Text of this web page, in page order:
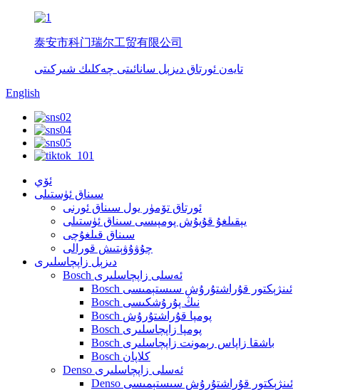
泰安市科门瑞尔工贸有限公司
تايەن ئورتاق دىزېل سانائىتى چەكلىك شىركىتى
English
ئۆي
سىناق ئۈستىلى
ئورتاق تۆمۈر يول سىناق ئورنى
يېقىلغۇ قۇيۇش پومپىسى سىناق ئۈستىلى
سىناق قىلغۇچى
چۇۋۇۋېتىش قورالى
دىزېل زاپچاسلىرى
Bosch ئەسلى زاپچاسلىرى
Bosch ئىنژېكتور قۇراشتۇرۇش سىستېمىسى
Bosch نىڭ پۇرۇشكىسى
Bosch پومپا قۇراشتۇرۇش
Bosch پومپا زاپچاسلىرى
Bosch باشقا زاپاس رېمونت زاپچاسلىرى
Bosch كلاپان
Denso ئەسلى زاپچاسلىرى
Denso ئىنژېكتور قۇراشتۇرۇش سىستېمىسى